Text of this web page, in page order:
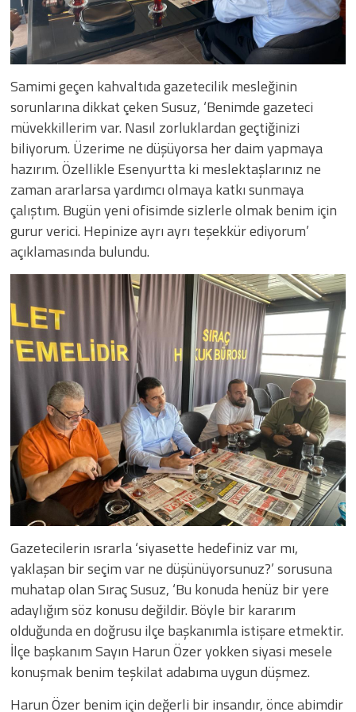
Samimi geçen kahvaltıda gazetecilik mesleğinin
sorunlarına dikkat çeken Susuz, ‘Benimde gazeteci
müvekkillerim var. Nasıl zorluklardan geçtiğinizi
biliyorum. Üzerime ne düşüyorsa her daim yapmaya
hazırım. Özellikle Esenyurtta ki meslektaşlarınız ne
zaman ararlarsa yardımcı olmaya katkı sunmaya
çalıştım. Bugün yeni ofisimde sizlerle olmak benim için
gurur verici. Hepinize ayrı ayrı teşekkür ediyorum’
açıklamasında bulundu.
Gazetecilerin ısrarla ‘siyasette hedefiniz var mı,
yaklaşan bir seçim var ne düşünüyorsunuz?’ sorusuna
muhatap olan Sıraç Susuz, ‘Bu konuda henüz bir yere
adaylığım söz konusu değildir. Böyle bir kararım
olduğunda en doğrusu ilçe başkanımla istişare etmektir.
İlçe başkanım Sayın Harun Özer yokken siyasi mesele
konuşmak benim teşkilat adabıma uygun düşmez.
Harun Özer benim için değerli bir insandır, önce abimdir